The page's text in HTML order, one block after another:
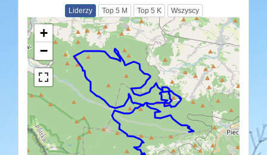
Liderzy Top 5 M Top 5 K Wszyscy
+
−